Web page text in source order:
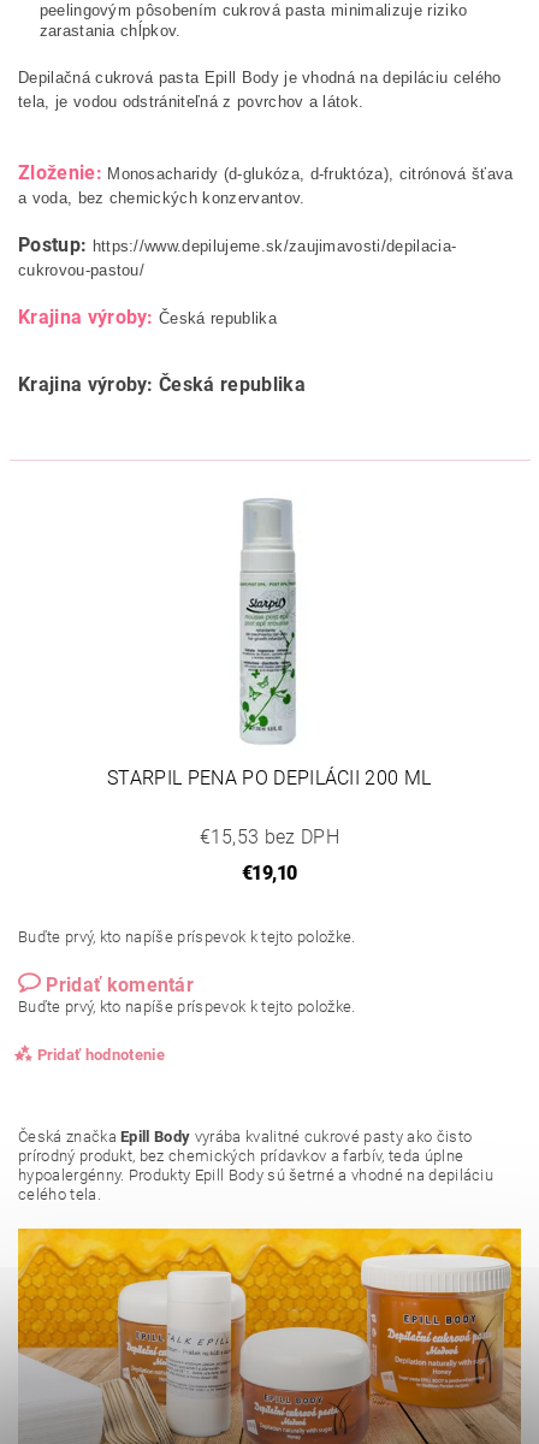
peelingovým pôsobením cukrová pasta minimalizuje riziko
zarastania chĺpkov.
Depilačná cukrová pasta Epill Body je vhodná na depiláciu celého
tela, je vodou odstrániteľná z povrchov a látok.
Zloženie: Monosacharidy (d-glukóza, d-fruktóza), citrónová šťava
a voda, bez chemických konzervantov.
Postup: https://www.depilujeme.sk/zaujimavosti/depilacia-
cukrovou-pastou/
Krajina výroby: Česká republika
Krajina výroby: Česká republika
STARPIL PENA PO DEPILÁCII 200 ML
€15,53 bez DPH
€19,10
Buďte prvý, kto napíše príspevok k tejto položke.
Pridať komentár
Buďte prvý, kto napíše príspevok k tejto položke.
Pridať hodnotenie
Vložením hodnotenie súhlasíte spodmienkami ochrany
Česká značkaEpill Body vyrába kvalitné cukrové pasty ako čisto
prírodný produkt, bez chemických prídavkov a farbív, teda úplne
hypoalergénny. Produkty Epill Body sú šetrné a vhodné na depiláciu
celého tela.